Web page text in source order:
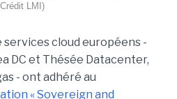
LMI)
cloud européens -
DC et Thésée Datacenter,
- ont adhéré au
« Sovereign and